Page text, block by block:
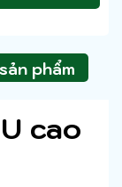
phẩm
cao